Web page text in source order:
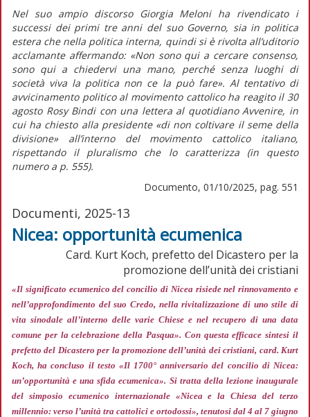
Nel suo ampio discorso Giorgia Meloni ha rivendicato i
successi dei primi tre anni del suo Governo, sia in politica
estera che nella politica interna, quindi si è rivolta all’uditorio
acclamante affermando:«Non sono qui a cercare consenso,
sono qui a chiedervi una mano, perché senza luoghi di
società viva la politica non ce la può fare». Al tentativo di
avvicinamento politico al movimento cattolico ha reagito il 30
agosto Rosy Bindi con una lettera al quotidianoAvvenire, in
cui ha chiesto alla presidente«di non coltivare il seme della
divisione» all’interno del movimento cattolico italiano,
rispettando il pluralismo che lo caratterizza (inquesto
numero a p. 555).
Documento, 01/10/2025, pag. 551
Documenti, 2025-13
Nicea: opportunità ecumenica
Card. Kurt Koch, prefetto del Dicastero per la
promozione dell’unità dei cristiani
«Il significato ecumenico del concilio di Nicea risiede nel rinnovamento e
nell’approfondimento del suo Credo, nella rivitalizzazione di uno stile di
vita sinodale all’interno delle varie Chiese e nel recupero di una data
comune per la celebrazione della Pasqua». Con questa efficace sintesi il
prefetto del Dicastero per la promozione dell’unità dei cristiani, card. Kurt
Koch, ha concluso il testo «Il 1700° anniversario del concilio di Nicea:
un’opportunità e una sfida ecumenica». Si tratta della lezione inaugurale
del simposio ecumenico internazionale «Nicea e la Chiesa del terzo
millennio: verso l’unità tra cattolici e ortodossi», tenutosi dal 4 al 7 giugno